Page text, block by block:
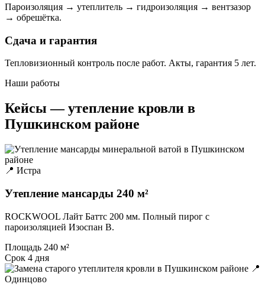
Пароизоляция → утеплитель → гидроизоляция → вентзазор
→ обрешётка.
Сдача и гарантия
Тепловизионный контроль после работ. Акты, гарантия 5 лет.
Наши работы
Кейсы — утепление кровли в
Пушкинском районе
📍 Истра
Утепление мансарды 240 м²
ROCKWOOL Лайт Баттс 200 мм. Полный пирог с
пароизоляцией Изоспан B.
Площадь 240 м²
Срок 4 дня
📍
Одинцово